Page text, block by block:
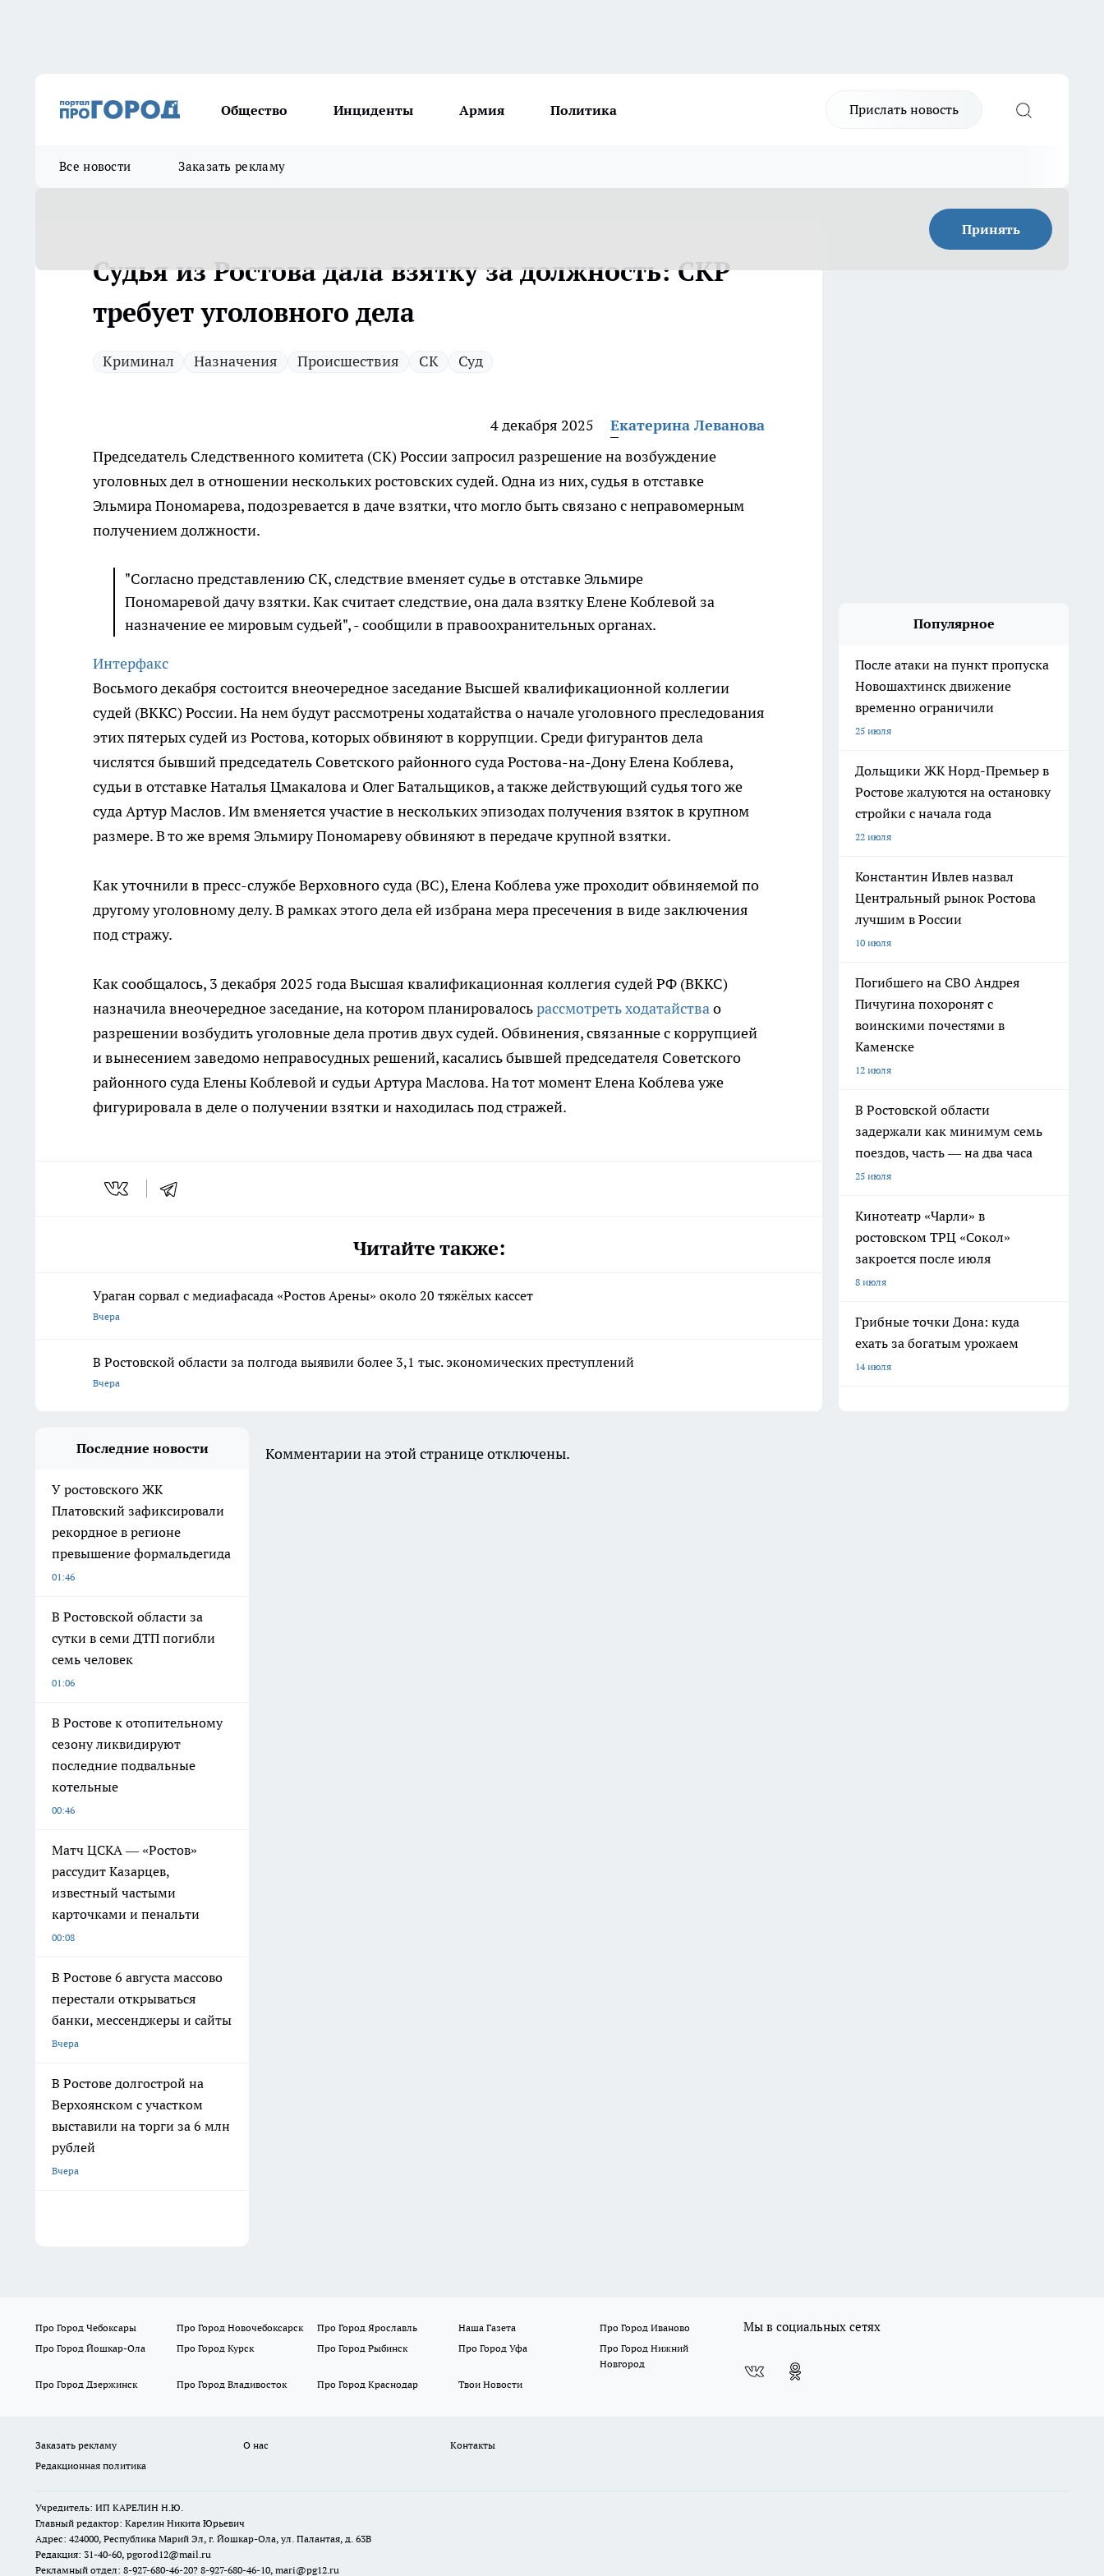
Общество Инциденты Армия Политика Прислать новость
Все новости Заказать рекламу
Принять
Судья из Ростова дала взятку за должность: СКР
требует уголовного дела
Криминал Назначения Происшествия СК Суд
4 декабря 2025
Екатерина Леванова
Председатель Следственного комитета (СК) России запросил разрешение на возбуждение
уголовных дел в отношении нескольких ростовских судей. Одна из них, судья в отставке
Эльмира Пономарева, подозревается в даче взятки, что могло быть связано с неправомерным
получением должности.
"Согласно представлению СК, следствие вменяет судье в отставке Эльмире
Пономаревой дачу взятки. Как считает следствие, она дала взятку Елене Коблевой за
назначение ее мировым судьей", - сообщили в правоохранительных органах.
Интерфакс
Восьмого декабря состоится внеочередное заседание Высшей квалификационной коллегии
судей (ВККС) России. На нем будут рассмотрены ходатайства о начале уголовного преследования
этих пятерых судей из Ростова, которых обвиняют в коррупции. Среди фигурантов дела
числятся бывший председатель Советского районного суда Ростова-на-Дону Елена Коблева,
судьи в отставке Наталья Цмакалова и Олег Батальщиков, а также действующий судья того же
суда Артур Маслов. Им вменяется участие в нескольких эпизодах получения взяток в крупном
размере. В то же время Эльмиру Пономареву обвиняют в передаче крупной взятки.
Как уточнили в пресс-службе Верховного суда (ВС), Елена Коблева уже проходит обвиняемой по
другому уголовному делу. В рамках этого дела ей избрана мера пресечения в виде заключения
под стражу.
Как сообщалось, 3 декабря 2025 года Высшая квалификационная коллегия судей РФ (ВККС)
назначила внеочередное заседание, на котором планировалосьрассмотреть ходатайствао
разрешении возбудить уголовные дела против двух судей. Обвинения, связанные с коррупцией
и вынесением заведомо неправосудных решений, касались бывшей председателя Советского
районного суда Елены Коблевой и судьи Артура Маслова. На тот момент Елена Коблева уже
фигурировала в деле о получении взятки и находилась под стражей.
Читайте также:
Ураган сорвал с медиафасада «Ростов Арены» около 20 тяжёлых кассет
Вчера
В Ростовской области за полгода выявили более 3,1 тыс. экономических преступлений
Вчера
Популярное
После атаки на пункт пропуска
Новошахтинск движение
временно ограничили
25 июля
Дольщики ЖК Норд-Премьер в
Ростове жалуются на остановку
стройки с начала года
22 июля
Константин Ивлев назвал
Центральный рынок Ростова
лучшим в России
10 июля
Погибшего на СВО Андрея
Пичугина похоронят с
воинскими почестями в
Каменске
12 июля
В Ростовской области
задержали как минимум семь
поездов, часть — на два часа
25 июля
Кинотеатр «Чарли» в
ростовском ТРЦ «Сокол»
закроется после июля
8 июля
Грибные точки Дона: куда
ехать за богатым урожаем
14 июля
Последние новости
У ростовского ЖК
Платовский зафиксировали
рекордное в регионе
превышение формальдегида
01:46
В Ростовской области за
сутки в семи ДТП погибли
семь человек
01:06
В Ростове к отопительному
сезону ликвидируют
последние подвальные
котельные
00:46
Матч ЦСКА — «Ростов»
рассудит Казарцев,
известный частыми
карточками и пенальти
00:08
В Ростове 6 августа массово
перестали открываться
банки, мессенджеры и сайты
Вчера
В Ростове долгострой на
Верхоянском с участком
выставили на торги за 6 млн
рублей
Вчера
Комментарии на этой странице отключены.
Про Город Чебоксары Про Город Новочебоксарск Про Город Ярославль Наша Газета
Про Город Иваново
Про Город Йошкар-Ола
Про Город Курск Про Город Рыбинск Про Город Уфа
Про Город Нижний
Новгород
Про Город Дзержинск
Про Город Владивосток Про Город Краснодар Твои Новости
Мы в социальных сетях
Заказать рекламу О нас
Контакты
Редакционная политика
Учредитель: ИП КАРЕЛИН Н.Ю.
Главный редактор: Карелин Никита Юрьевич
Адрес: 424000, Республика Марий Эл, г. Йошкар-Ола, ул. Палантая, д. 63В
Редакция: 31-40-60, pgorod12@mail.ru
Рекламный отдел: 8-927-680-46-20? 8-927-680-46-10, mari@pg12.ru